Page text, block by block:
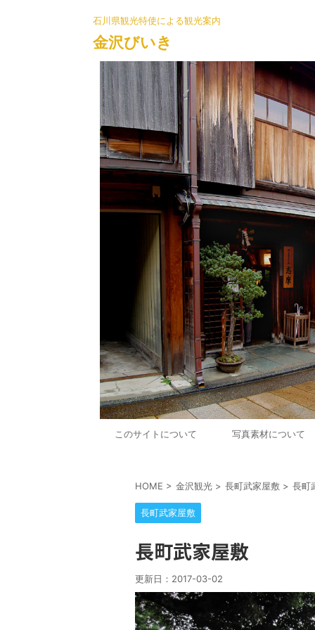
石川県観光特使による観光案内
金沢びいき
このサイトについて 写真素材について
HOME > 金沢観光 > 長町武家屋敷 > 長町
長町武家屋敷
長町武家屋敷
更新日： 2017-03-02